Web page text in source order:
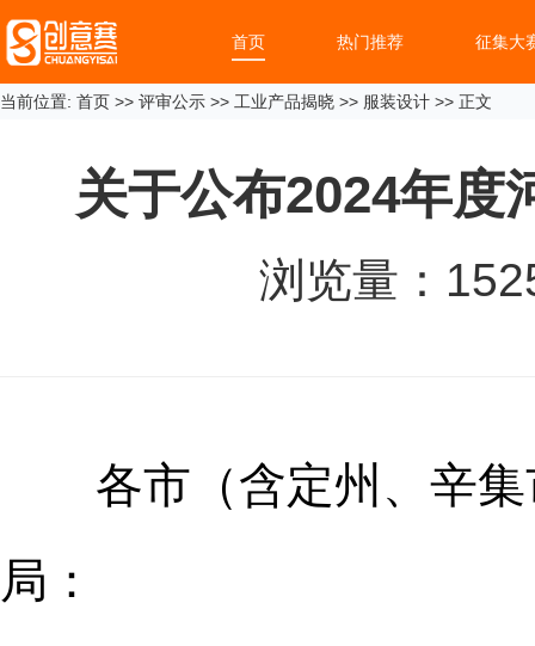
首页 热门推荐 征集大
当前位置: 首页 >> 评审公示 >> 工业产品揭晓 >> 服装设计 >> 正文
关于公布2024年度
浏览量：
各市（含定州、辛
局：